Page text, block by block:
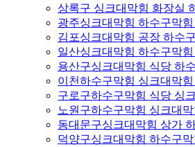
상록구 싱크대막힘 화장실
광주싱크대막힘 하수구막힘
김포싱크대막힘 공장 하수
일산싱크대막힘 하수구막힘
용산구싱크대막힘 식당 하
이천하수구막힘 싱크대막
구로구하수구막힘 식당 싱
노원구하수구막힘 싱크대
동대문구싱크대막힘 상가
덕양구싱크대막힘 하수구